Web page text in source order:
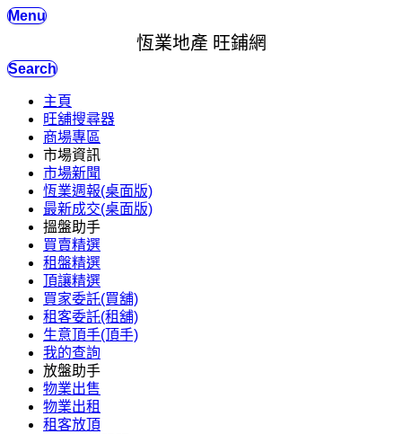
Menu
恆業地產 旺鋪網
Search
主頁
旺舖搜尋器
商場專區
市場資訊
市場新聞
恆業週報(桌面版)
最新成交(桌面版)
搵盤助手
買賣精選
租盤精選
頂讓精選
買家委託(買舖)
租客委託(租舖)
生意頂手(頂手)
我的查詢
放盤助手
物業出售
物業出租
租客放頂